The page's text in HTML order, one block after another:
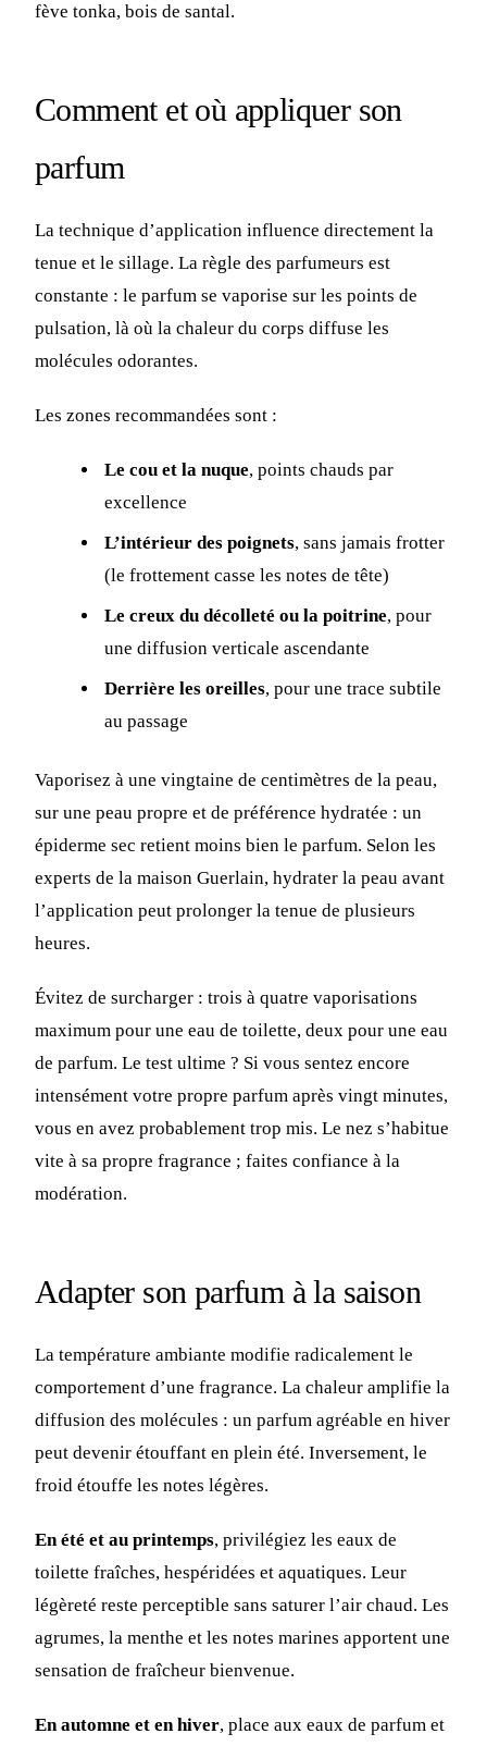
fève tonka, bois de santal.
Comment et où appliquer son
parfum
La technique d’application influence directement la
tenue et le sillage. La règle des parfumeurs est
constante : le parfum se vaporise sur les points de
pulsation, là où la chaleur du corps diffuse les
molécules odorantes.
Les zones recommandées sont :
Le cou et la nuque, points chauds par
excellence
L’intérieur des poignets, sans jamais frotter
(le frottement casse les notes de tête)
Le creux du décolleté ou la poitrine, pour
une diffusion verticale ascendante
Derrière les oreilles, pour une trace subtile
au passage
Vaporisez à une vingtaine de centimètres de la peau,
sur une peau propre et de préférence hydratée : un
épiderme sec retient moins bien le parfum. Selon les
experts de la maison Guerlain, hydrater la peau avant
l’application peut prolonger la tenue de plusieurs
heures.
Évitez de surcharger : trois à quatre vaporisations
maximum pour une eau de toilette, deux pour une eau
de parfum. Le test ultime ? Si vous sentez encore
intensément votre propre parfum après vingt minutes,
vous en avez probablement trop mis. Le nez s’habitue
vite à sa propre fragrance ; faites confiance à la
modération.
Adapter son parfum à la saison
La température ambiante modifie radicalement le
comportement d’une fragrance. La chaleur amplifie la
diffusion des molécules : un parfum agréable en hiver
peut devenir étouffant en plein été. Inversement, le
froid étouffe les notes légères.
En été et au printemps, privilégiez les eaux de
toilette fraîches, hespéridées et aquatiques. Leur
légèreté reste perceptible sans saturer l’air chaud. Les
agrumes, la menthe et les notes marines apportent une
sensation de fraîcheur bienvenue.
En automne et en hiver, place aux eaux de parfum et